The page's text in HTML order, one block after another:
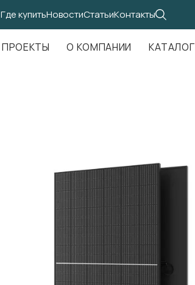
Где купитьНовостиСтатьиКонтакты
ПРОЕКТЫ О КОМПАНИИ КАТАЛОГ